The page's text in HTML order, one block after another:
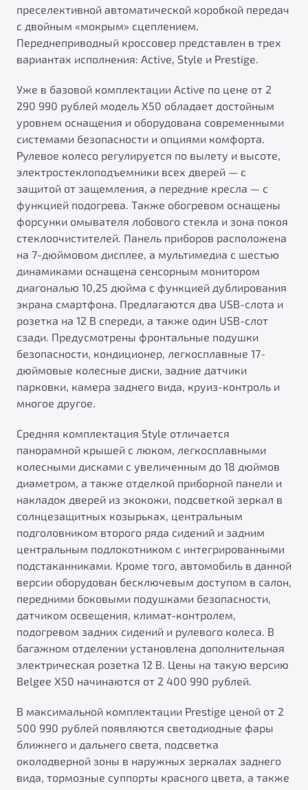
преселективной автоматической коробкой передач
с двойным «мокрым» сцеплением.
Переднеприводный кроссовер представлен в трех
вариантах исполнения: Active, Style и Prestige.
Уже в базовой комплектации Active по цене от 2
290 990 рублей модель Х50 обладает достойным
уровнем оснащения и оборудована современными
системами безопасности и опциями комфорта.
Рулевое колесо регулируется по вылету и высоте,
электростеклоподъемники всех дверей — с
защитой от защемления, а передние кресла — с
функцией подогрева. Также обогревом оснащены
форсунки омывателя лобового стекла и зона покоя
стеклоочистителей. Панель приборов расположена
на 7-дюймовом дисплее, а мультимедиа с шестью
динамиками оснащена сенсорным монитором
диагональю 10,25 дюйма с функцией дублирования
экрана смартфона. Предлагаются два USB-слота и
розетка на 12 В спереди, а также один USB-слот
сзади. Предусмотрены фронтальные подушки
безопасности, кондиционер, легкосплавные 17-
дюймовые колесные диски, задние датчики
парковки, камера заднего вида, круиз-контроль и
многое другое.
Средняя комплектация Style отличается
панорамной крышей с люком, легкосплавными
колесными дисками с увеличенным до 18 дюймов
диаметром, а также отделкой приборной панели и
накладок дверей из экокожи, подсветкой зеркал в
солнцезащитных козырьках, центральным
подголовником второго ряда сидений и задним
центральным подлокотником с интегрированными
подстаканниками. Кроме того, автомобиль в данной
версии оборудован бесключевым доступом в салон,
передними боковыми подушками безопасности,
датчиком освещения, климат-контролем,
подогревом задних сидений и рулевого колеса. В
багажном отделении установлена дополнительная
электрическая розетка 12 В. Цены на такую версию
Belgee X50 начинаются от 2 400 990 рублей.
В максимальной комплектации Prestige ценой от 2
500 990 рублей появляются светодиодные фары
ближнего и дальнего света, подсветка
околодверной зоны в наружных зеркалах заднего
вида, тормозные суппорты красного цвета, а также